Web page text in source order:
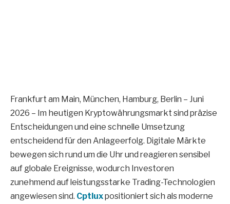
Frankfurt am Main, München, Hamburg, Berlin – Juni
2026 – Im heutigen Kryptowährungsmarkt sind präzise
Entscheidungen und eine schnelle Umsetzung
entscheidend für den Anlageerfolg. Digitale Märkte
bewegen sich rund um die Uhr und reagieren sensibel
auf globale Ereignisse, wodurch Investoren
zunehmend auf leistungsstarke Trading-Technologien
angewiesen sind. Cptluxpositioniert sich als moderne